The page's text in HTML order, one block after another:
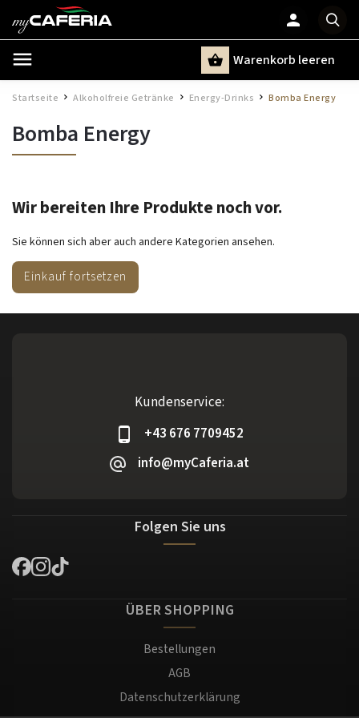
Warenkorb leeren
Startseite / Alkoholfreie Getränke Energy-Drinks / Bomba Energy
Bomba Energy
Wir bereiten Ihre Produkte noch vor.
Sie können sich aber auch andere Kategorien ansehen.
Einkauf fortsetzen
Kundenservice:
+43 676 7709452
info@myCaferia.at
Folgen Sie uns
ÜBER SHOPPING
Bestellungen
AGB
Datenschutzerklärung